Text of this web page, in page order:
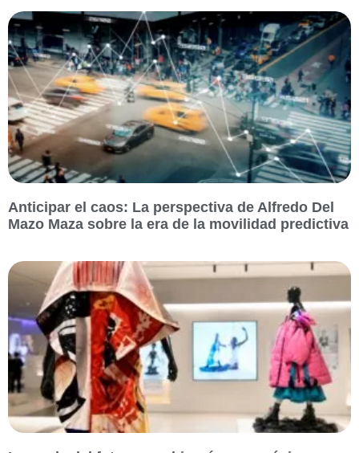
Anticipar el caos: La perspectiva de Alfredo Del
Mazo Maza sobre la era de la movilidad predictiva